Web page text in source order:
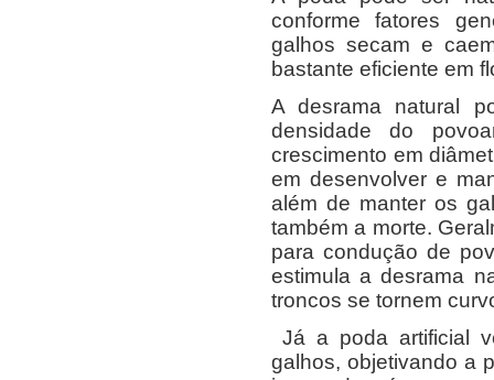
conforme fatores
galhos secam e
bastante eficiente em
A desrama natural
densidade do
crescimento em
em desenvolver e
além de manter os
também a morte.
para condução de
estimula a desrama
troncos se tornem
Já a poda artificial
galhos, objetivando a